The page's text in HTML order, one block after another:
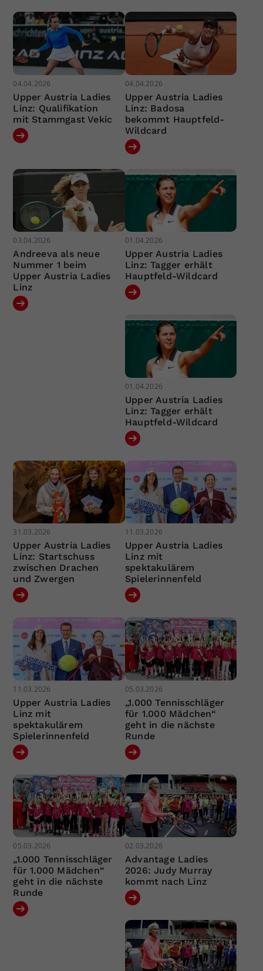
04.04.2026
Upper Austria Ladies
Linz: Qualifikation
mit Stammgast Vekic
04.04.2026
Upper Austria Ladies
Linz: Badosa
bekommt Hauptfeld-
Wildcard
03.04.2026
Andreeva als neue
Nummer 1 beim
Upper Austria Ladies
Linz
01.04.2026
Upper Austria Ladies
Linz: Tagger erhält
Hauptfeld-Wildcard
01.04.2026
Upper Austria Ladies
Linz: Tagger erhält
Hauptfeld-Wildcard
31.03.2026
Upper Austria Ladies
Linz: Startschuss
zwischen Drachen
und Zwergen
11.03.2026
Upper Austria Ladies
Linz mit
spektakulärem
Spielerinnenfeld
11.03.2026
Upper Austria Ladies
Linz mit
spektakulärem
Spielerinnenfeld
05.03.2026
„1.000 Tennisschläger
für 1.000 Mädchen“
geht in die nächste
Runde
05.03.2026
„1.000 Tennisschläger
für 1.000 Mädchen“
geht in die nächste
Runde
02.03.2026
Advantage Ladies
2026: Judy Murray
kommt nach Linz